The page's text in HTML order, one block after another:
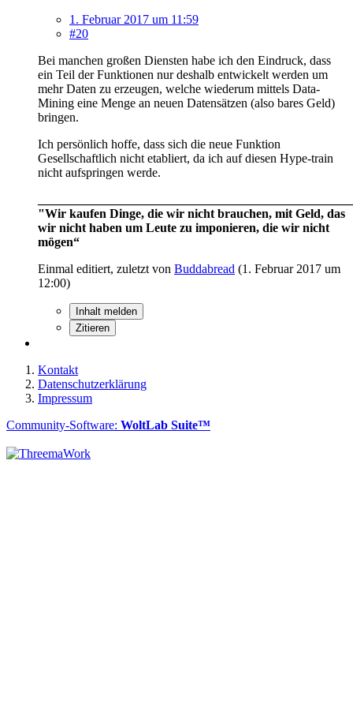
1. Februar 2017 um 11:59
#20
Bei manchen großen Diensten habe ich den Eindruck, dass
ein Teil der Funktionen nur deshalb entwickelt werden um
mehr Daten zu erzeugen, welche wiederum mittels Data-
Mining eine Menge an neuen Datensätzen (also bares Geld)
bringen.
Ich persönlich hoffe, dass sich die neue Funktion
Gesellschaftlich nicht etabliert, da ich auf diesen Hype-train
nicht aufspringen werde.
"Wir kaufen Dinge, die wir nicht brauchen, mit Geld, das
wir nicht haben um Leute zu imponieren, die wir nicht
mögen“
Einmal editiert, zuletzt von Buddabread (1. Februar 2017 um
12:00)
Inhalt melden
Zitieren
Kontakt
Datenschutzerklärung
Impressum
Community-Software: WoltLab Suite™